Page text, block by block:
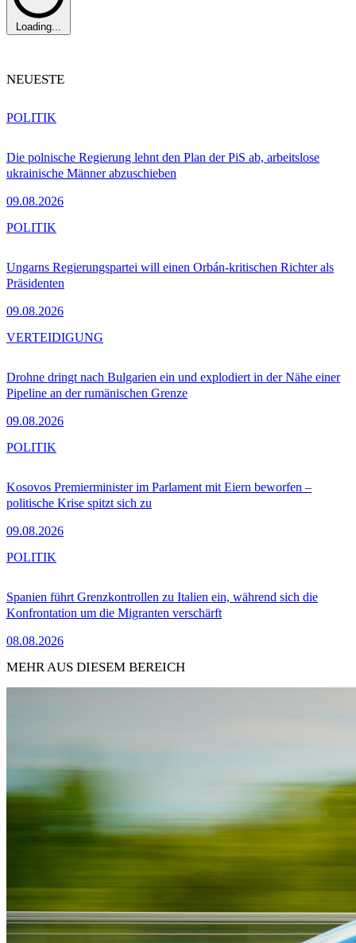
Loading...
NEUESTE
Die polnische Regierung lehnt den Plan der PiS ab, arbeitslose
ukrainische Männer abzuschieben
09.08.2026
POLITIK
Ungarns Regierungspartei will einen Orbán-kritischen Richter als
Präsidenten
09.08.2026
POLITIK
Drohne dringt nach Bulgarien ein und explodiert in der Nähe einer
Pipeline an der rumänischen Grenze
09.08.2026
VERTEIDIGUNG
Kosovos Premierminister im Parlament mit Eiern beworfen –
politische Krise spitzt sich zu
09.08.2026
POLITIK
Spanien führt Grenzkontrollen zu Italien ein, während sich die
Konfrontation um die Migranten verschärft
08.08.2026
POLITIK
MEHR AUS DIESEM BEREICH